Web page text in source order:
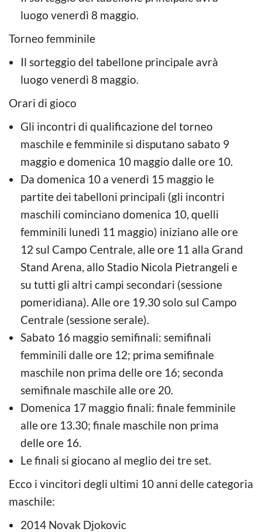
luogo venerdì 8 maggio.
Torneo femminile
Il sorteggio del tabellone principale avrà
luogo venerdì 8 maggio.
Orari di gioco
Gli incontri di qualificazione del torneo
maschile e femminile si disputano sabato 9
maggio e domenica 10 maggio dalle ore 10.
Da domenica 10 a venerdì 15 maggio le
partite dei tabelloni principali (gli incontri
maschili cominciano domenica 10, quelli
femminili lunedì 11 maggio) iniziano alle ore
12 sul Campo Centrale, alle ore 11 alla Grand
Stand Arena, allo Stadio Nicola Pietrangeli e
su tutti gli altri campi secondari (sessione
pomeridiana). Alle ore 19.30 solo sul Campo
Centrale (sessione serale).
Sabato 16 maggio semifinali: semifinali
femminili dalle ore 12; prima semifinale
maschile non prima delle ore 16; seconda
semifinale maschile alle ore 20.
Domenica 17 maggio finali: finale femminile
alle ore 13.30; finale maschile non prima
delle ore 16.
Le finali si giocano al meglio dei tre set.
Ecco i vincitori degli ultimi 10 anni delle categoria
maschile:
2014 Novak Djokovic